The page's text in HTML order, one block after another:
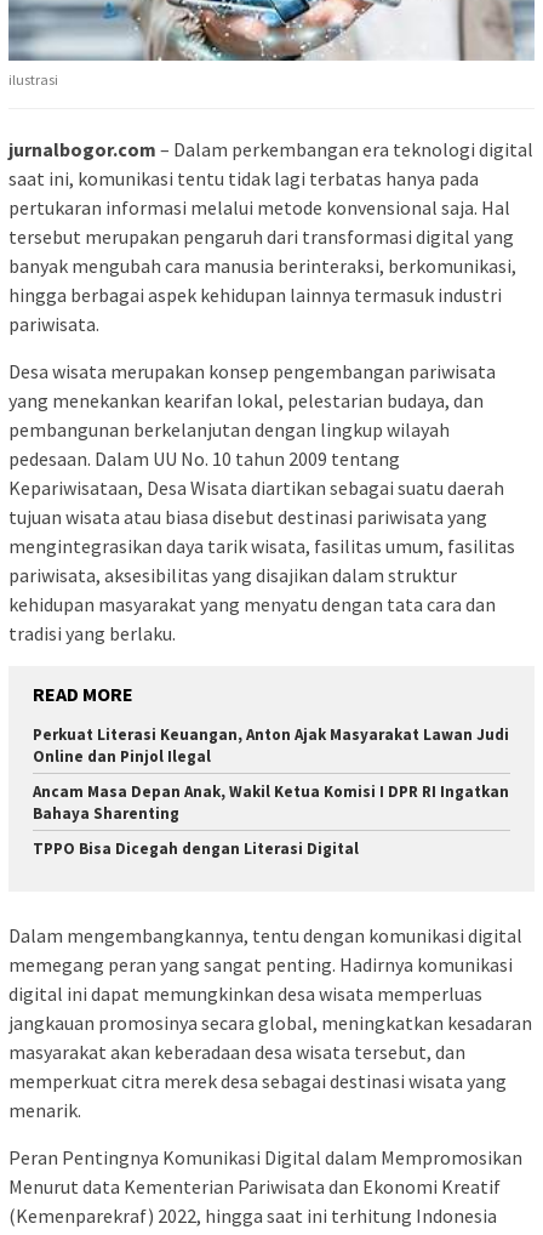
ilustrasi
jurnalbogor.com – Dalam perkembangan era teknologi digital
saat ini, komunikasi tentu tidak lagi terbatas hanya pada
pertukaran informasi melalui metode konvensional saja. Hal
tersebut merupakan pengaruh dari transformasi digital yang
banyak mengubah cara manusia berinteraksi, berkomunikasi,
hingga berbagai aspek kehidupan lainnya termasuk industri
pariwisata.
Desa wisata merupakan konsep pengembangan pariwisata
yang menekankan kearifan lokal, pelestarian budaya, dan
pembangunan berkelanjutan dengan lingkup wilayah
pedesaan. Dalam UU No. 10 tahun 2009 tentang
Kepariwisataan, Desa Wisata diartikan sebagai suatu daerah
tujuan wisata atau biasa disebut destinasi pariwisata yang
mengintegrasikan daya tarik wisata, fasilitas umum, fasilitas
pariwisata, aksesibilitas yang disajikan dalam struktur
kehidupan masyarakat yang menyatu dengan tata cara dan
tradisi yang berlaku.
READ MORE
Perkuat Literasi Keuangan, Anton Ajak Masyarakat Lawan Judi
Online dan Pinjol Ilegal
Ancam Masa Depan Anak, Wakil Ketua Komisi I DPR RI Ingatkan
Bahaya Sharenting
TPPO Bisa Dicegah dengan Literasi Digital
Dalam mengembangkannya, tentu dengan komunikasi digital
memegang peran yang sangat penting. Hadirnya komunikasi
digital ini dapat memungkinkan desa wisata memperluas
jangkauan promosinya secara global, meningkatkan kesadaran
masyarakat akan keberadaan desa wisata tersebut, dan
memperkuat citra merek desa sebagai destinasi wisata yang
menarik.
Peran Pentingnya Komunikasi Digital dalam Mempromosikan
Menurut data Kementerian Pariwisata dan Ekonomi Kreatif
(Kemenparekraf) 2022, hingga saat ini terhitung Indonesia